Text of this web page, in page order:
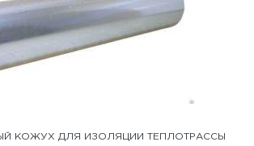
КОЖУХ ДЛЯ ИЗОЛЯЦИИ ТЕПЛОТРАССЫ